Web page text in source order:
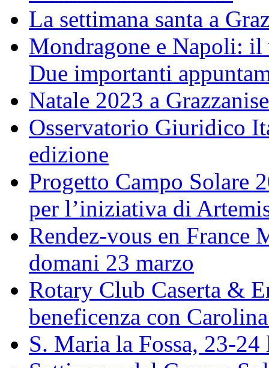
La settimana santa a
Mondragone e Napoli:
Due importanti
Natale 2023 a
Osservatorio Giuridico
edizione
Progetto Campo Solare
per l’iniziativa di
Rendez-vous en France
domani 23 marzo
Rotary Club Caserta &
beneficenza con
S. Maria la Fossa, 23-